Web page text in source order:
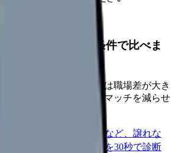
求人を見る前に条件で比べま
ニック・夜勤なしなどは職場差が大き
を先に整理するとミスマッチを減らせ
夜勤回数・残業・通勤など、譲れな
。
職場の悩みを30秒で診断